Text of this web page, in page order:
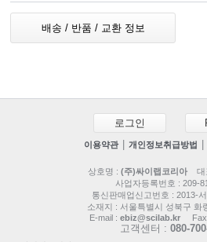
배송 / 반품 / 교환 정보
로그인
이용약관 | 개인정보취급방법 |
상호명 : (주)싸이랩코리아대
사업자등록번호 : 209-
통신판매업신고번호 : 2013-
소재지 : 서울특별시 성북구 화
E-mail : ebiz@scilab.krFax
고객센터 : 080-